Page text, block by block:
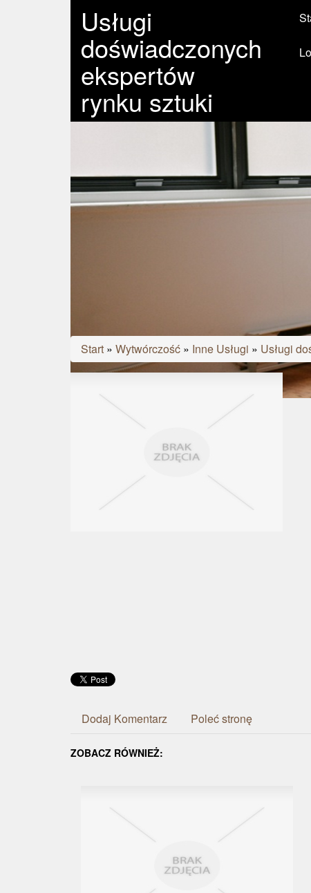
Usługi
doświadczonych
ekspertów
rynku sztuki
Start » Wytwórczość » Inne Usługi » Usługi
Dodaj Komentarz Poleć stronę
ZOBACZ RÓWNIEŻ: